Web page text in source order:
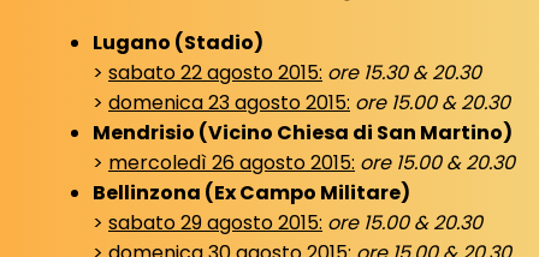
Lugano (Stadio)
> sabato 22 agosto 2015: ore 15.30 & 20.30
> domenica 23 agosto 2015: ore 15.00 & 20.30
Mendrisio (Vicino Chiesa di San Martino)
> mercoledì 26 agosto 2015: ore 15.00 & 20.30
Bellinzona (Ex Campo Militare)
> sabato 29 agosto 2015: ore 15.00 & 20.30